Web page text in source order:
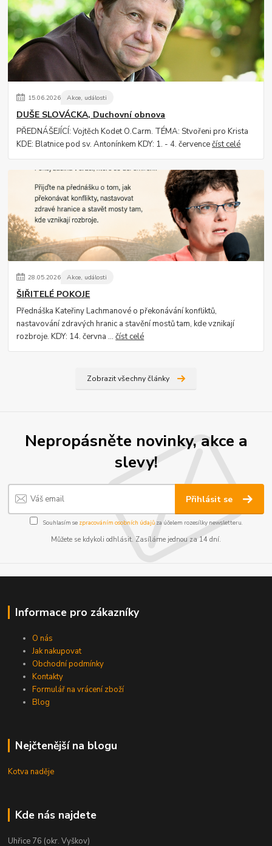
15.06.2026 Akce, události
DUŠE SLOVÁCKA, Duchovní obnova
PŘEDNÁŠEJÍCÍ: Vojtěch Kodet O.Carm. TÉMA: Stvořeni pro Krista
KDE: Blatnice pod sv. Antonínkem KDY: 1. - 4. červencečíst celé
28.05.2026 Akce, události
ŠIŘITELÉ POKOJE
Přednáška Kateřiny Lachmanové o překonávání konfliktů,
nastavování zdravých hranic a stavění mostů tam, kde vznikají
rozbroje. KDY: 14. června ...číst celé
Zobrazit všechny články
Nepropásněte novinky, akce a
slevy!
Přihlásit se
Souhlasím se zpracováním osobních údajůza účelem rozesílky newsletteru.
Můžete se kdykoli odhlásit. Zasíláme jednou za 14 dní.
Informace pro zákazníky
O nás
Jak nakupovat
Obchodní podmínky
Kontakty
Formulář na vrácení zboží
Blog
Nejčtenější na blogu
Kotva naděje
Kde nás najdete
Uhřice 76 (okr. Vyškov)